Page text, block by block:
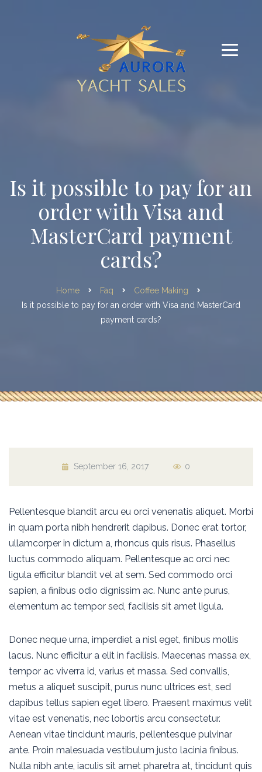
Is it possible to pay for an
order with Visa and
MasterCard payment
cards?
Home Faq
Coffee Making
Is it possible to pay for an order with Visa and MasterCard
payment cards?
September 16, 2017 0
Pellentesque blandit arcu eu orci venenatis aliquet. Morbi
in quam porta nibh hendrerit dapibus. Donec erat tortor,
ullamcorper in dictum a, rhoncus quis risus. Phasellus
luctus commodo aliquam. Pellentesque ac orci nec
ligula efficitur blandit vel at sem. Sed commodo orci
sapien, a finibus odio dignissim ac. Nunc ante purus,
elementum ac tempor sed, facilisis sit amet ligula.
Donec neque urna, imperdiet a nisl eget, finibus mollis
lacus. Nunc efficitur a elit in facilisis. Maecenas massa ex,
tempor ac viverra id, varius et massa. Sed convallis,
metus a aliquet suscipit, purus nunc ultrices est, sed
dapibus tellus sapien eget libero. Praesent maximus velit
vitae est venenatis, nec lobortis arcu consectetur.
Aenean vitae tincidunt mauris, pellentesque pulvinar
ante. Proin malesuada vestibulum justo lacinia finibus.
Nulla nibh ante, iaculis sit amet pharetra at, tincidunt quis